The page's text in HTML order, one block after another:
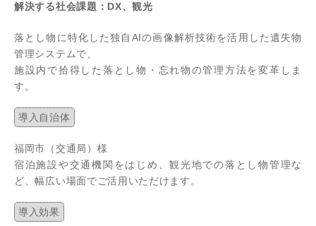
解決する社会課題：DX、観光
落とし物に特化した独自AIの画像解析技術を活用した遺失物
管理システムで、
施設内で拾得した落とし物・忘れ物の管理方法を変革しま
す。
導入自治体
福岡市（交通局）様
宿泊施設や交通機関をはじめ、観光地での落とし物管理な
ど、幅広い場面でご活用いただけます。
導入効果